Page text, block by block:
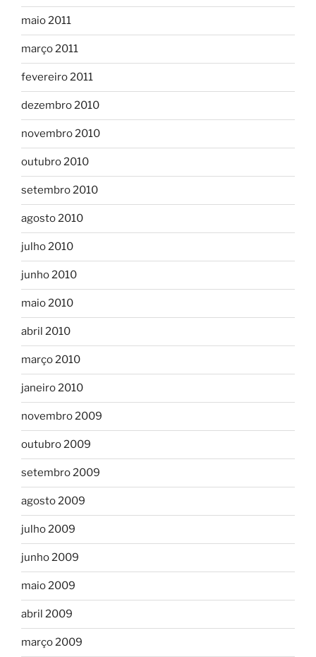
maio 2011
março 2011
fevereiro 2011
dezembro 2010
novembro 2010
outubro 2010
setembro 2010
agosto 2010
julho 2010
junho 2010
maio 2010
abril 2010
março 2010
janeiro 2010
novembro 2009
outubro 2009
setembro 2009
agosto 2009
julho 2009
junho 2009
maio 2009
abril 2009
março 2009